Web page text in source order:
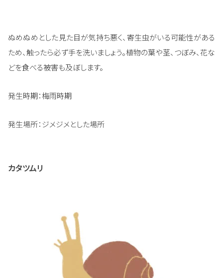
ぬめぬめとした見た目が気持ち悪く、寄生虫がいる可能性がある
ため、触ったら必ず手を洗いましょう。植物の葉や茎、つぼみ、花な
どを食べる被害も及ぼします。
発生時期：梅雨時期
発生場所：ジメジメとした場所
カタツムリ